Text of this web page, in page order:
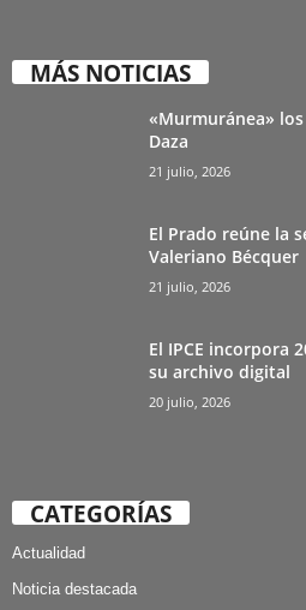
MÁS NOTICIAS
«Murmuránea»
Daza
21 julio, 2026
El Prado reúne la
Valeriano Bécquer
21 julio, 2026
El IPCE incorpora
su archivo digital
20 julio, 2026
CATEGORÍAS
Actualidad
Noticia destacada